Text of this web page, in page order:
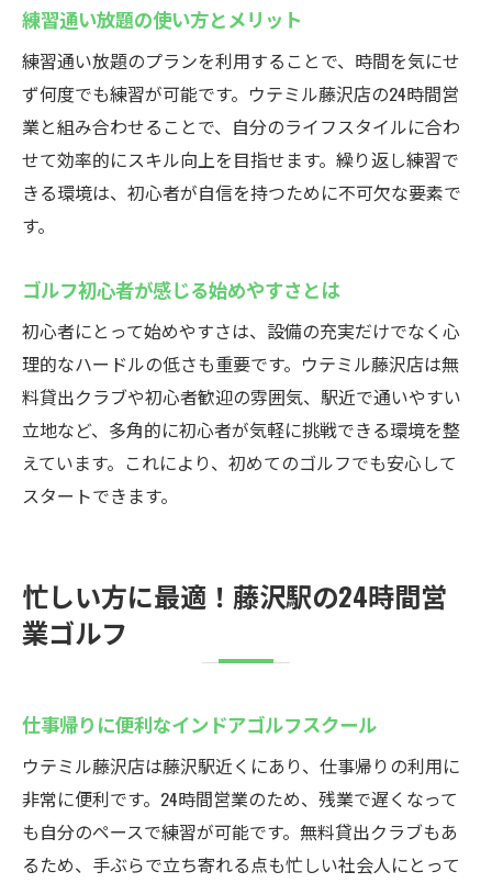
練習通い放題の使い方とメリット
練習通い放題のプランを利用することで、時間を気にせ
ず何度でも練習が可能です。ウテミル藤沢店の24時間営
業と組み合わせることで、自分のライフスタイルに合わ
せて効率的にスキル向上を目指せます。繰り返し練習で
きる環境は、初心者が自信を持つために不可欠な要素で
す。
ゴルフ初心者が感じる始めやすさとは
初心者にとって始めやすさは、設備の充実だけでなく心
理的なハードルの低さも重要です。ウテミル藤沢店は無
料貸出クラブや初心者歓迎の雰囲気、駅近で通いやすい
立地など、多角的に初心者が気軽に挑戦できる環境を整
えています。これにより、初めてのゴルフでも安心して
スタートできます。
忙しい方に最適！藤沢駅の24時間営
業ゴルフ
仕事帰りに便利なインドアゴルフスクール
ウテミル藤沢店は藤沢駅近くにあり、仕事帰りの利用に
非常に便利です。24時間営業のため、残業で遅くなって
も自分のペースで練習が可能です。無料貸出クラブもあ
るため、手ぶらで立ち寄れる点も忙しい社会人にとって